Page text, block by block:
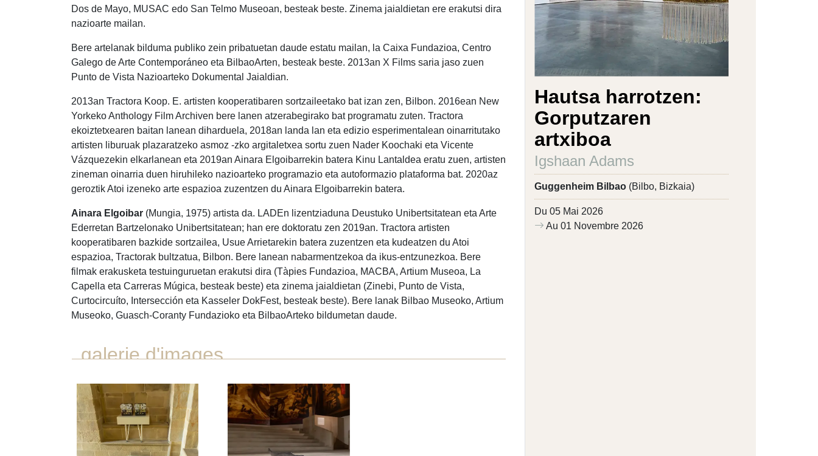
Dos de Mayo, MUSAC edo San Telmo Museoan, besteak beste. Zinema jaialdietan ere erakutsi dira
nazioarte mailan.
Bere artelanak bilduma publiko zein pribatuetan daude estatu mailan, la Caixa Fundazioa, Centro
Galego de Arte Contemporáneo eta BilbaoArten, besteak beste. 2013an X Films saria jaso zuen
Punto de Vista Nazioarteko Dokumental Jaialdian.
2013an Tractora Koop. E. artisten kooperatibaren sortzaileetako bat izan zen, Bilbon. 2016ean New
Yorkeko Anthology Film Archiven bere lanen atzerabegirako bat programatu zuten. Tractora
ekoiztetxearen baitan lanean diharduela, 2018an landa lan eta edizio esperimentalean oinarritutako
artisten liburuak plazaratzeko asmoz -zko argitaletxea sortu zuen Nader Koochaki eta Vicente
Vázquezekin elkarlanean eta 2019an Ainara Elgoibarrekin batera Kinu Lantaldea eratu zuen, artisten
zineman oinarria duen hiruhileko nazioarteko programazio eta autoformazio plataforma bat. 2020az
geroztik Atoi izeneko arte espazioa zuzentzen du Ainara Elgoibarrekin batera.
Ainara Elgoibar (Mungia, 1975) artista da. LADEn lizentziaduna Deustuko Unibertsitatean eta Arte
Ederretan Bartzelonako Unibertsitatean; han ere doktoratu zen 2019an. Tractora artisten
kooperatibaren bazkide sortzailea, Usue Arrietarekin batera zuzentzen eta kudeatzen du Atoi
espazioa, Tractorak bultzatua, Bilbon. Bere lanean nabarmentzekoa da ikus-entzunezkoa. Bere
filmak erakusketa testuinguruetan erakutsi dira (Tàpies Fundazioa, MACBA, Artium Museoa, La
Capella eta Carreras Múgica, besteak beste) eta zinema jaialdietan (Zinebi, Punto de Vista,
Curtocircuíto, Intersección eta Kasseler DokFest, besteak beste). Bere lanak Bilbao Museoko, Artium
Museoko, Guasch-Coranty Fundazioko eta BilbaoArteko bildumetan daude.
galerie d'images
Hautsa harrotzen:
Gorputzaren
artxiboa
Igshaan Adams
Guggenheim Bilbao (Bilbo, Bizkaia)
Du 05 Mai 2026
Au 01 Novembre 2026